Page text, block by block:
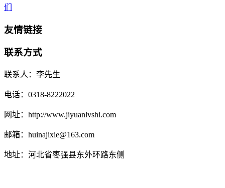
们
友情链接
联系方式
联系人：李先生
电话：0318-8222022
网址：http://www.jiyuanlvshi.com
邮箱：huinajixie@163.com
地址：河北省枣强县东外环路东侧